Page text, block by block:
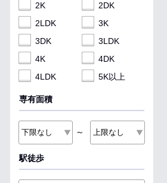
2K
2DK
2LDK
3K
3DK
3LDK
4K
4DK
4LDK
5K以上
専有面積
～
駅徒歩